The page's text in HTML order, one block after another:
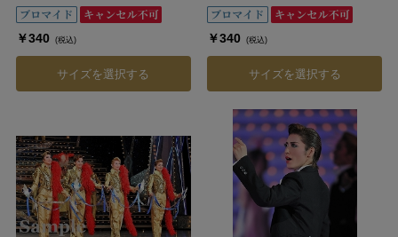
￥340 (税込)
サイズを選択する
￥340 (税込)
サイズを選択する